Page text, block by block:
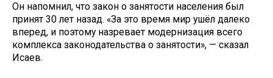
Он напомнил, что закон о занятости населения был
принят 30 лет назад. «За это время мир ушёл далеко
вперед, и поэтому назревает модернизация всего
комплекса законодательства о занятости», — сказал
Исаев.